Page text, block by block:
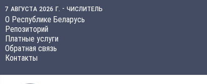
7 августа 2026 г. - числитель
О Республике Беларусь
Репозиторий
Платные услуги
Обратная связь
Контакты